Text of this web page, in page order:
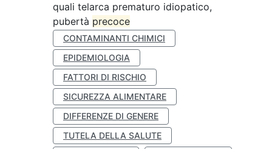
quali telarca prematuro idiopatico,
pubertà precoce
CONTAMINANTI CHIMICI
EPIDEMIOLOGIA
FATTORI DI RISCHIO
SICUREZZA ALIMENTARE
DIFFERENZE DI GENERE
TUTELA DELLA SALUTE